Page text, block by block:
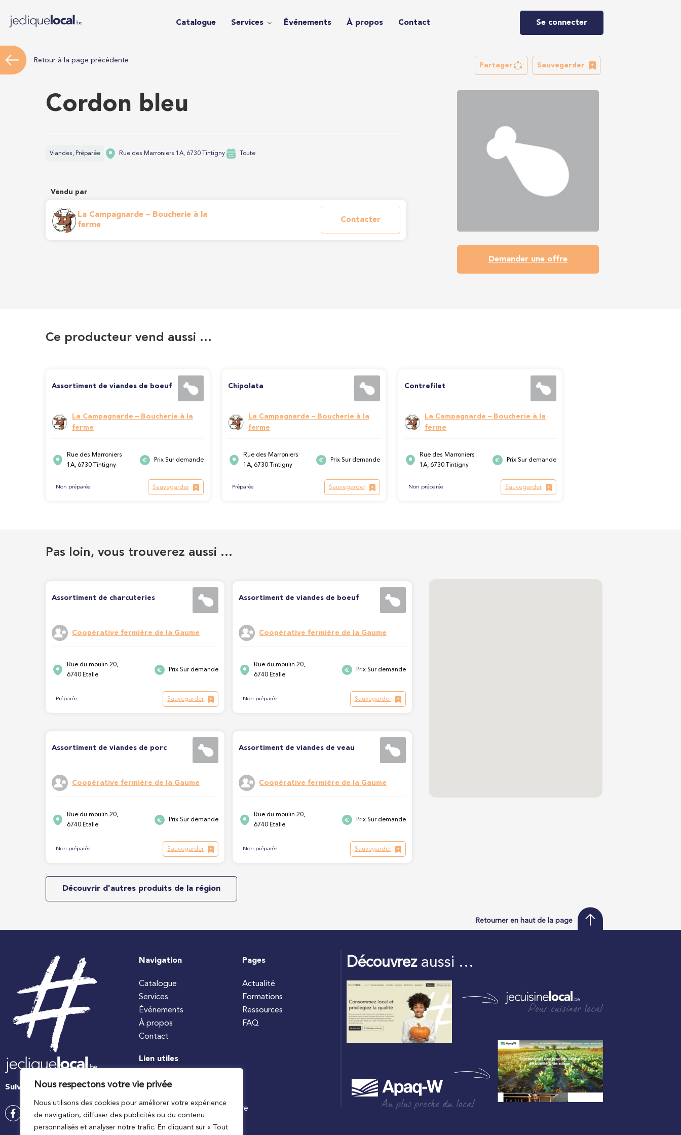
Nous respectons votre vie privée
Nous utilisons des cookies pour améliorer votre expérience
de navigation, diffuser des publicités ou du contenu
personnalisés et analyser notre trafic. En cliquant sur « Tout
Catalogue Services Événements À propos Contact Se connecter
Retour à la page précédente
Partager Sauvegarder
Cordon bleu
Viandes, Préparée Rue des Marroniers 1A, 6730 Tintigny Toute
Vendu par
La Campagnarde – Boucherie à la
ferme
Contacter
Demander une offre
Ce producteur vend aussi …
Assortiment de viandes de boeuf
La Campagnarde – Boucherie à la
ferme
Rue des Marroniers
1A, 6730 Tintigny
Prix Sur demande
Non préparée Sauvegarder
Chipolata
La Campagnarde – Boucherie à la
ferme
Rue des Marroniers
1A, 6730 Tintigny
Prix Sur demande
Préparée Sauvegarder
Contrefilet
La Campagnarde – Boucherie à la
ferme
Rue des Marroniers
1A, 6730 Tintigny
Prix Sur demande
Non préparée Sauvegarder
Pas loin, vous trouverez aussi …
Assortiment de charcuteries
Coopérative fermière de la Gaume
Rue du moulin 20,
6740 Etalle
Prix Sur demande
Préparée Sauvegarder
Assortiment de viandes de boeuf
Coopérative fermière de la Gaume
Rue du moulin 20,
6740 Etalle
Prix Sur demande
Non préparée Sauvegarder
Assortiment de viandes de porc
Coopérative fermière de la Gaume
Rue du moulin 20,
6740 Etalle
Prix Sur demande
Non préparée Sauvegarder
Assortiment de viandes de veau
Coopérative fermière de la Gaume
Rue du moulin 20,
6740 Etalle
Prix Sur demande
Non préparée Sauvegarder
Découvrir d'autres produits de la région
Retourner en haut de la page
Suivez-nous
Navigation
Catalogue
Services
Événements
À propos
Contact
Pages
Actualité
Formations
Ressources
FAQ
Lien utiles
#jecuisinelocal
Ministre wallon de l’agriculture
Découvrezaussi …
Pour cuisiner local
Au plus proche du local